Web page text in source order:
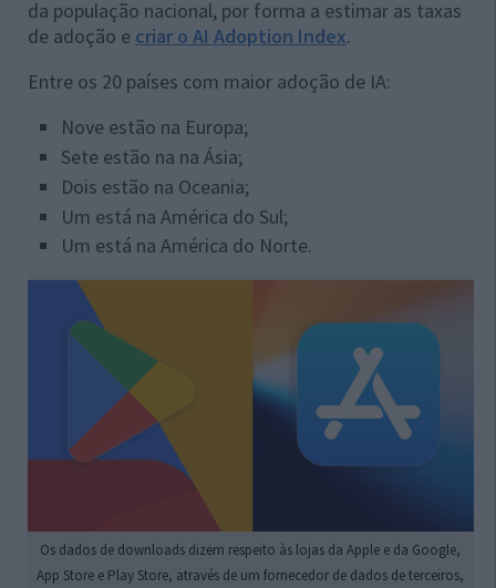
da população nacional, por forma a estimar as taxas
de adoção e criar o AI Adoption Index.
Entre os 20 países com maior adoção de IA:
Nove estão na Europa;
Sete estão na na Ásia;
Dois estão na Oceania;
Um está na América do Sul;
Um está na América do Norte.
Os dados de downloads dizem respeito às lojas da Apple e da Google,
App Store e Play Store, através de um fornecedor de dados de terceiros,